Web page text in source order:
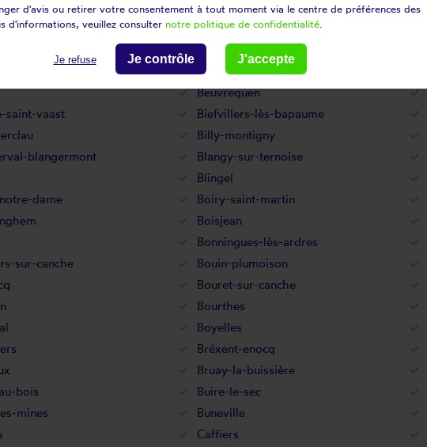
Berck
au-bois Berles-monchel
Bertincourt
Beugnâtre
Beuvrequen
saint-vaast Biefvillers-lès-bapaume
Billy-montigny
blangermont Blangy-sur-ternoise
Blingel
dame Boiry-saint-martin
Boisjean
Bonningues-lès-ardres
sur-canche Bouin-plumoison
Bouret-sur-canche
Bourthes
Boyelles
Bréxent-enocq
Bruay-la-buissière
bois Buire-le-sec
mines Buneville
Caffiers
d'avis ou retirer votre consentement à tout moment via le centre de préférences des
d'informations, veuillez consulter notre politique de confidentialité
Je refuse Je contrôle J'accepte